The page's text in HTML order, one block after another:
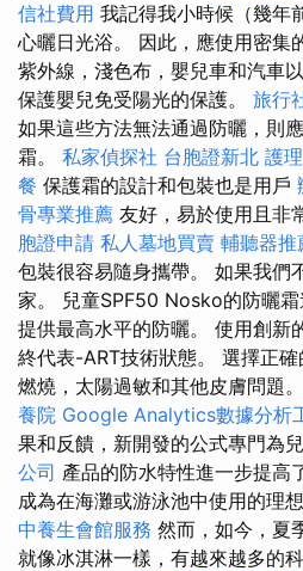
信社費用 我記得我小時候（幾年
心曬日光浴。 因此，應使用密集
紫外線，淺色布，嬰兒車和汽車
保護嬰兒免受陽光的保護。 旅行
如果這些方法無法通過防曬，則
霜。 私家偵探社 台胞證新北 護
餐 保護霜的設計和包裝也是用戶
骨專業推薦 友好，易於使用且非
胞證申請 私人墓地買賣 輔聽器推
包裝很容易隨身攜帶。 如果我們
家。 兒童SPF50 Nosko的防曬
提供最高水平的防曬。 使用創新
終代表-ART技術狀態。 選擇正
燃燒，太陽過敏和其他皮膚問題。
養院 Google Analytics數據分析
果和反饋，新開發的公式專門為
公司 產品的防水特性進一步提高
成為在海灘或游泳池中使用的理
中養生會館服務 然而，如今，夏
就像冰淇淋一樣，有越來越多的